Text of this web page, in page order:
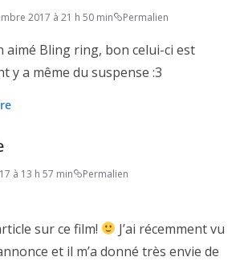
2017 à 21 h 50 min Permalien
aimé Bling ring, bon celui-ci est
y a même du suspense :3
à 13 h 57 min Permalien
sur ce film!
J’ai récemment vu
et il m’a donné très envie de